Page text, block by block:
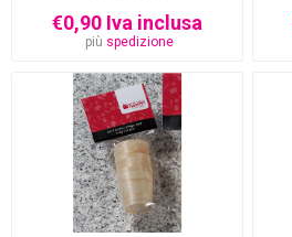
€0,90 Iva inclusa
più spedizione